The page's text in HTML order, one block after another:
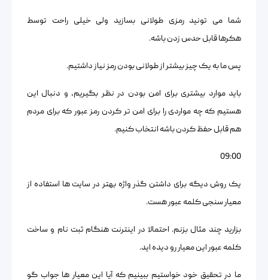
شما می تونید رمزی طولانی بسازید ولی خیلی راحت توسط
هکرها قابل حدس زدن باشه.
پس ما به یک چیز بیشتر از طولانی بودن رمز نیاز داشتیم.
باید موارد بیشتری برای امن بودن در نظر بگیریم، و دنبال این
هستیم که چه مواردی را برای امن تر کردن رمز عبور که برای مردم
هم قابل حفظ کردن باشه انتخاب کنیم.
09:00
یک روش دیگه برای داشتن گذر واژه بهتر در سایت ها استفاده از
معیار سنجی کلمه عبور هست.
بزارید چند مثال بزنم. احتمالا در اینترنت هنگام ثبت نام و ساخت
کلمه عبور این معیار رو دیده اید.
ما در تحقیق خود خواستیم ببینیم که آیا این معیار ها جواب گو